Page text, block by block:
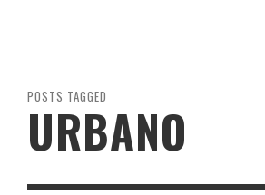
POSTS TAGGED
URBANO